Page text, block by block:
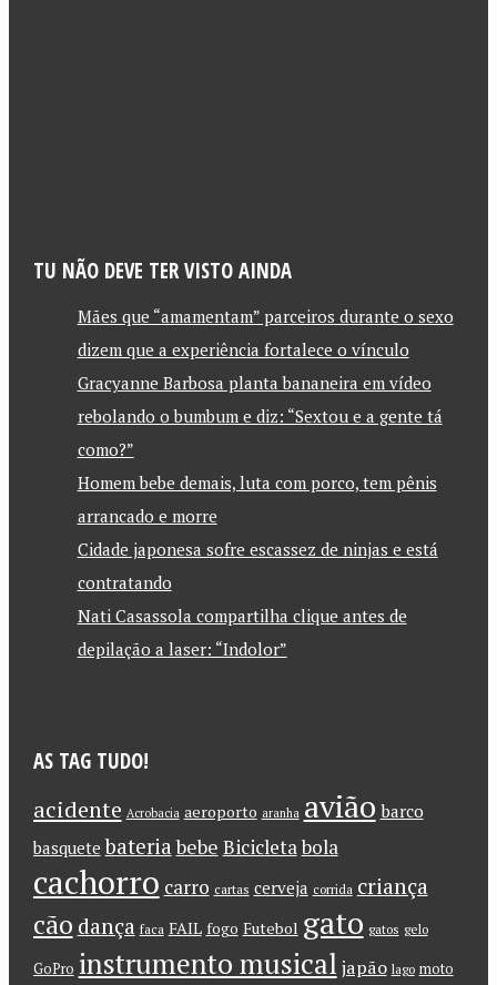
TU NÃO DEVE TER VISTO AINDA
Mães que “amamentam” parceiros durante o sexo
dizem que a experiência fortalece o vínculo
Gracyanne Barbosa planta bananeira em vídeo
rebolando o bumbum e diz: “Sextou e a gente tá
como?”
Homem bebe demais, luta com porco, tem pênis
arrancado e morre
Cidade japonesa sofre escassez de ninjas e está
contratando
Nati Casassola compartilha clique antes de
depilação a laser: “Indolor”
AS TAG TUDO!
acidente Acrobacia aeroporto aranha avião barco
basquete bateriabebe Bicicletabola
cachorro carro cartas cerveja corrida criança
cão dança faca FAIL fogo Futebol gato gatos gelo
GoPro instrumento musical japão lago moto